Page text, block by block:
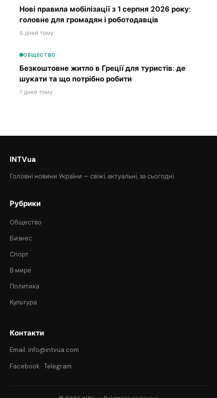
Нові правила мобілізації з 1 серпня 2026 року:
головне для громадян і роботодавців
6 дней тому
ОБЩЕСТВО
Безкоштовне житло в Греції для туристів: де
шукати та що потрібно робити
7 дней тому
INTVua
Головні новини України — свіжі, актуальні, за сьогодні.
Рубрики
Общество
Бизнес
Спорт
В мире
Политика
Культура
Контакти
Email: info@intvua.com
Facebook · Telegram